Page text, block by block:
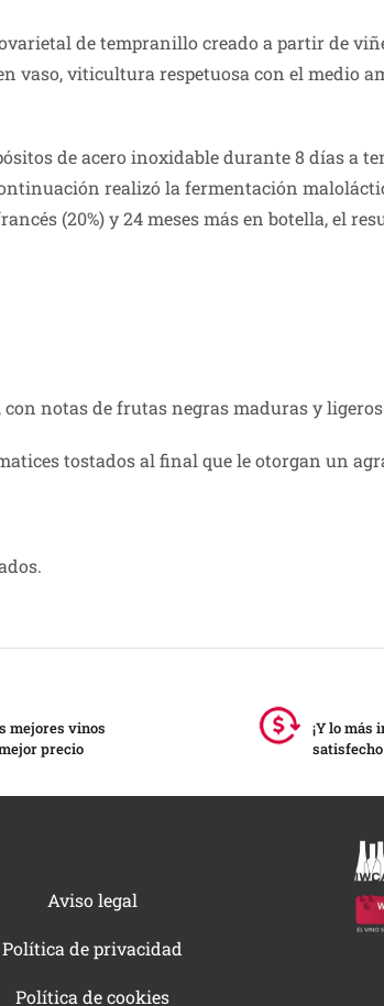
de tempranillo creado a partir de
vaso, viticultura respetuosa con el medio
de acero inoxidable durante 8 días a
realizó la fermentación
(20%) y 24 meses más en botella, el
notas de frutas negras maduras y
tostados al final que le otorgan un
mejores vinos
precio
¡Y lo más
Aviso legal
Política de privacidad
Política de cookies